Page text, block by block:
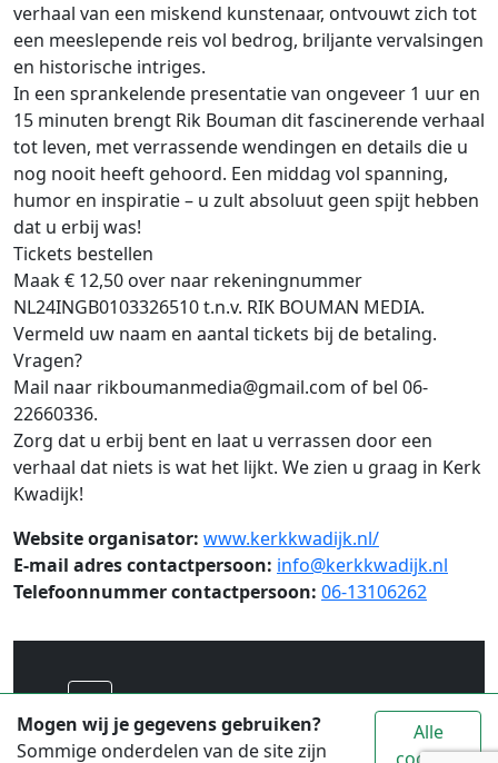
verhaal van een miskend kunstenaar, ontvouwt zich tot
een meeslepende reis vol bedrog, briljante vervalsingen
en historische intriges.
In een sprankelende presentatie van ongeveer 1 uur en
15 minuten brengt Rik Bouman dit fascinerende verhaal
tot leven, met verrassende wendingen en details die u
nog nooit heeft gehoord. Een middag vol spanning,
humor en inspiratie – u zult absoluut geen spijt hebben
dat u erbij was!
Tickets bestellen
Maak € 12,50 over naar rekeningnummer
NL24INGB0103326510 t.n.v. RIK BOUMAN MEDIA.
Vermeld uw naam en aantal tickets bij de betaling.
Vragen?
Mail naar rikboumanmedia@gmail.com of bel 06-
22660336.
Zorg dat u erbij bent en laat u verrassen door een
verhaal dat niets is wat het lijkt. We zien u graag in Kerk
Kwadijk!
Website organisator: www.kerkkwadijk.nl/
E-mail adres contactpersoon: info@kerkkwadijk.nl
Telefoonnummer contactpersoon: 06-13106262
Mogen wij je gegevens gebruiken?
Sommige onderdelen van de site zijn
Alle
Voor alle toeristische informatie over
Waterland ga je naar www.vvvwaterland.nl